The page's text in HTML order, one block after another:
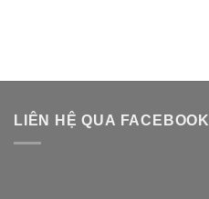
LIÊN HỆ QUA FACEBOOK